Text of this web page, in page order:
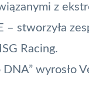
z
– stworzyła
Racing.
wyrosło